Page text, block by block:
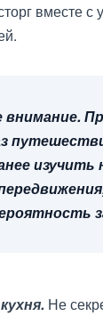
вместе с
Не